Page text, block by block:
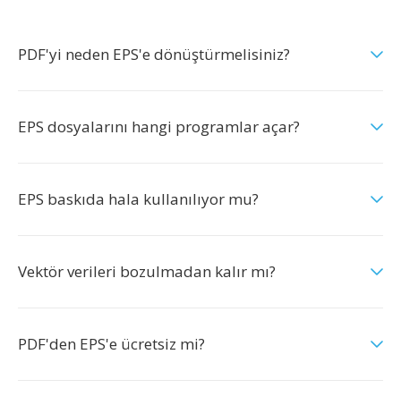
PDF'yi neden EPS'e dönüştürmelisiniz?
EPS dosyalarını hangi programlar açar?
EPS baskıda hala kullanılıyor mu?
Vektör verileri bozulmadan kalır mı?
PDF'den EPS'e ücretsiz mi?